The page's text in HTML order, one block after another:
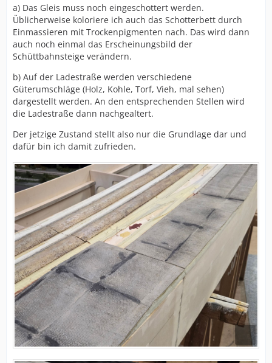
a) Das Gleis muss noch eingeschottert werden.
Üblicherweise koloriere ich auch das Schotterbett durch
Einmassieren mit Trockenpigmenten nach. Das wird dann
auch noch einmal das Erscheinungsbild der
Schüttbahnsteige verändern.
b) Auf der Ladestraße werden verschiedene
Güterumschläge (Holz, Kohle, Torf, Vieh, mal sehen)
dargestellt werden. An den entsprechenden Stellen wird
die Ladestraße dann nachgealtert.
Der jetzige Zustand stellt also nur die Grundlage dar und
dafür bin ich damit zufrieden.